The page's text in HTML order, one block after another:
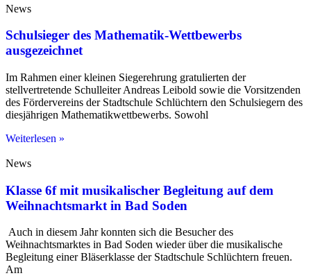
News
Schulsieger des Mathematik-Wettbewerbs
ausgezeichnet
Im Rahmen einer kleinen Siegerehrung gratulierten der
stellvertretende Schulleiter Andreas Leibold sowie die Vorsitzenden
des Fördervereins der Stadtschule Schlüchtern den Schulsiegern des
diesjährigen Mathematikwettbewerbs. Sowohl
Weiterlesen »
News
Klasse 6f mit musikalischer Begleitung auf dem
Weihnachtsmarkt in Bad Soden
Auch in diesem Jahr konnten sich die Besucher des
Weihnachtsmarktes in Bad Soden wieder über die musikalische
Begleitung einer Bläserklasse der Stadtschule Schlüchtern freuen.
Am